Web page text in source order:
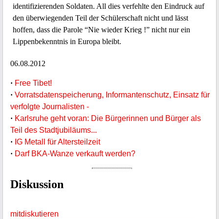
identifizierenden Soldaten. All dies verfehlte den Eindruck auf
den überwiegenden Teil der Schülerschaft nicht und lässt
hoffen, dass die Parole “Nie wieder Krieg !” nicht nur ein
Lippenbekenntnis in Europa bleibt.
06.08.2012
· Free Tibet!
· Vorratsdatenspeicherung, Informantenschutz, Einsatz für
verfolgte Journalisten -
· Karlsruhe geht voran: Die Bürgerinnen und Bürger als
Teil des Stadtjubiläums...
· IG Metall für Altersteilzeit
· Darf BKA-Wanze verkauft werden?
Diskussion
mitdiskutieren